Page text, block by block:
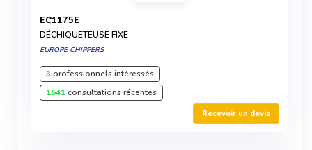
EC1175E
DÉCHIQUETEUSE FIXE
EUROPE CHIPPERS
3 professionnels intéressés
1541consultations récentes
Recevoir un devis